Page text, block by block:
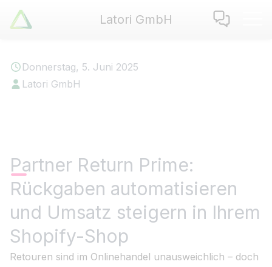
Latori GmbH Latori GmbH
Blog
Kontakt
Donnerstag, 5. Juni 2025
Latori GmbH
Partner Return Prime:
Rückgaben automatisieren
und Umsatz steigern in Ihrem
Shopify-Shop
Retouren sind im Onlinehandel unausweichlich – doch